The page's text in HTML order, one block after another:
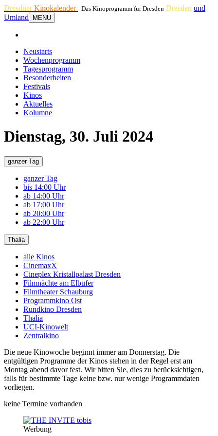
DresdnerKinokalender - Das Kinoprogramm für Dresden Dresden und
Umland
MENU
Neustarts
Wochenprogramm
Tagesprogramm
Besonderheiten
Festivals
Kinos
Aktuelles
Kolumne
Dienstag, 30. Juli 2024
ganzer Tag
ganzer Tag
bis 14:00 Uhr
ab 14:00 Uhr
ab 17:00 Uhr
ab 20:00 Uhr
ab 22:00 Uhr
Thalia
alle Kinos
CinemaxX
Cineplex Kristallpalast Dresden
Filmnächte am Elbufer
Filmtheater Schauburg
Programmkino Ost
Rundkino Dresden
Thalia
UCI-Kinowelt
Zentralkino
Die neue Kinowoche beginnt immer am Donnerstag. Die
entgültigen Programme der Kinos stehen in der Regel erst am
Montag abend davor fest. Wir bitten Sie, dies zu berücksichtigen,
falls für bestimmte Tage keine bzw. nur wenige Programmdaten
vorliegen.
keine Termine vorhanden
Werbung